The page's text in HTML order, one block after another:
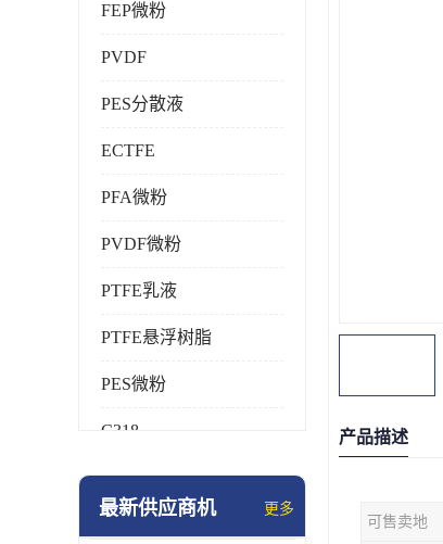
FEP微粉
PVDF
PES分散液
ECTFE
PFA微粉
PVDF微粉
PTFE乳液
PTFE悬浮树脂
PES微粉
C318
HFP
最新供应商机 更多
产品描述
可售卖地